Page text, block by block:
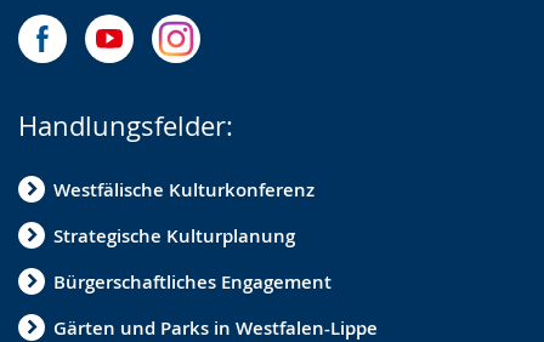
Handlungsfelder:
Westfälische Kulturkonferenz
Strategische Kulturplanung
Bürgerschaftliches Engagement
Gärten und Parks in Westfalen-Lippe